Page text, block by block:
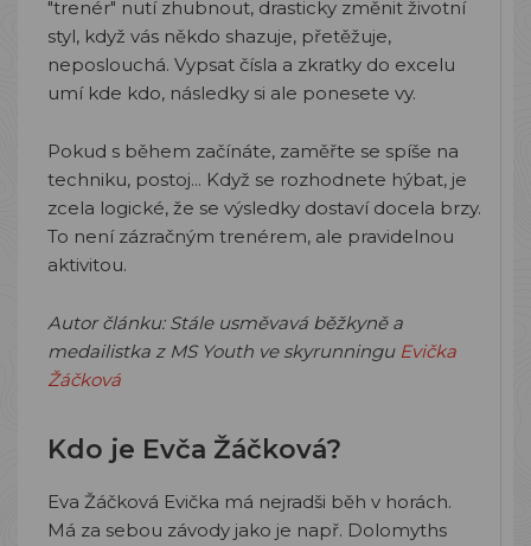
"trenér" nutí zhubnout, drasticky změnit životní
styl, když vás někdo shazuje, přetěžuje,
neposlouchá. Vypsat čísla a zkratky do excelu
umí kde kdo, následky si ale ponesete vy.
Pokud s během začínáte, zaměřte se spíše na
techniku, postoj... Když se rozhodnete hýbat, je
zcela logické, že se výsledky dostaví docela brzy.
To není zázračným trenérem, ale pravidelnou
aktivitou.
Autor článku: Stále usměvavá běžkyně a
medailistka z MS Youth ve skyrunningu Evička
Žáčková
Kdo je Evča Žáčková?
Eva Žáčková Evička má nejradši běh v horách.
Má za sebou závody jako je např. Dolomyths